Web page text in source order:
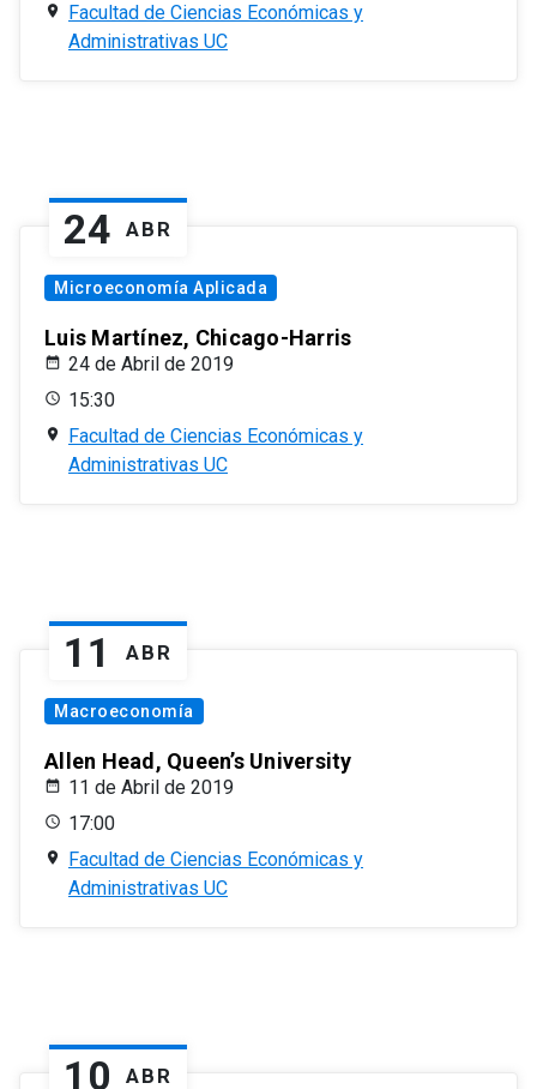
Facultad de Ciencias Económicas y
Administrativas UC
24 ABR
Microeconomía Aplicada
Luis Martínez, Chicago-Harris
24 de Abril de 2019
15:30
Facultad de Ciencias Económicas y
Administrativas UC
11 ABR
Macroeconomía
Allen Head, Queen’s University
11 de Abril de 2019
17:00
Facultad de Ciencias Económicas y
Administrativas UC
10 ABR